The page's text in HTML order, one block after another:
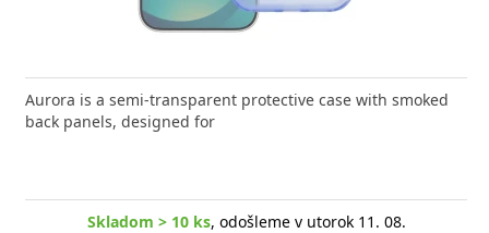
Aurora is a semi-transparent protective case with smoked
back panels, designed for
Skladom > 10 ks, odošleme v utorok 11. 08.
nabíjačka FIXED zaistí rýchle a bezpečné nabíjanie
smartfónu,